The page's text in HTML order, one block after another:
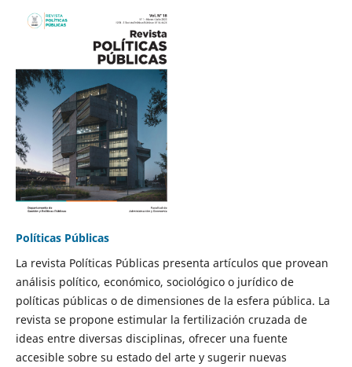
Políticas Públicas
La revista Políticas Públicas presenta artículos que provean
análisis político, económico, sociológico o jurídico de
políticas públicas o de dimensiones de la esfera pública. La
revista se propone estimular la fertilización cruzada de
ideas entre diversas disciplinas, ofrecer una fuente
accesible sobre su estado del arte y sugerir nuevas